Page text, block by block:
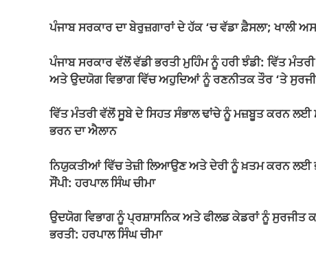
e
o
o
k
s
p
p
gr
m
y
n
k
e
ਪੰਜਾਬ ਸਰਕਾਰ ਦਾ ਬੇਰੁਜ਼ਗਾਰਾਂ ਦੇ ਹੱਕ ‘ਚ ਵੱਡਾ ਫ਼ੈਸਲਾ; ਖਾਲੀ
ਪੰਜਾਬ ਸਰਕਾਰ ਵੱਲੋਂ ਵੱਡੀ ਭਰਤੀ ਮੁਹਿੰਮ ਨੂੰ ਹਰੀ ਝੰਡੀ: ਵਿੱਤ
ਅਤੇ ਉਦਯੋਗ ਵਿਭਾਗ ਵਿੱਚ ਅਹੁਦਿਆਂ ਨੂੰ ਰਣਨੀਤਕ ਤੌਰ ‘ਤੇ
ਵਿੱਤ ਮੰਤਰੀ ਵੱਲੋਂ ਸੂਬੇ ਦੇ ਸਿਹਤ ਸੰਭਾਲ ਢਾਂਚੇ ਨੂੰ ਮਜ਼ਬੂਤ ਕਰਨ
ਭਰਨ ਦਾ ਐਲਾਨ
ਨਿਯੁਕਤੀਆਂ ਵਿੱਚ ਤੇਜ਼ੀ ਲਿਆਉਣ ਅਤੇ ਦੇਰੀ ਨੂੰ ਖ਼ਤਮ ਕਰਨ ਲਈ
ਸੌਂਪੀ: ਹਰਪਾਲ ਸਿੰਘ ਚੀਮਾ
ਉਦਯੋਗ ਵਿਭਾਗ ਨੂੰ ਪ੍ਰਸ਼ਾਸਨਿਕ ਅਤੇ ਫੀਲਡ ਕੇਡਰਾਂ ਨੂੰ ਸੁਰਜੀਤ
ਭਰਤੀ: ਹਰਪਾਲ ਸਿੰਘ ਚੀਮਾ